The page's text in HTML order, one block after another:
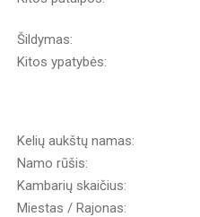
Šildymas:
Kitos ypatybės:
Kelių aukštų namas:
Namo rūšis:
Kambarių skaičius:
Miestas / Rajonas: